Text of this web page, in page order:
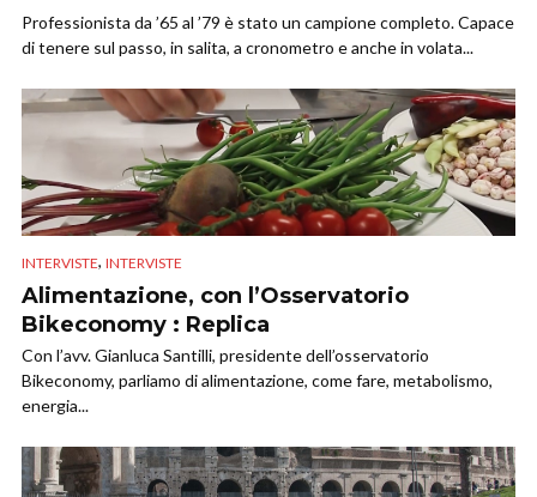
Professionista da ’65 al ’79 è stato un campione completo. Capace
di tenere sul passo, in salita, a cronometro e anche in volata...
INTERVISTE, INTERVISTE
Alimentazione, con l’Osservatorio
Bikeconomy : Replica
Con l’avv. Gianluca Santilli, presidente dell’osservatorio
Bikeconomy, parliamo di alimentazione, come fare, metabolismo,
energia...